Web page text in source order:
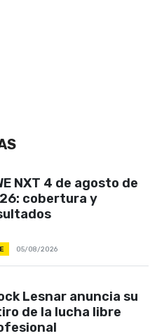
NXT 4 de agosto de
cobertura y
05/08/2026
Lesnar anuncia su
de la lucha libre